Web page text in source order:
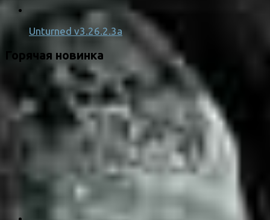
Unturned v3.26.2.3a
Горячая новинка